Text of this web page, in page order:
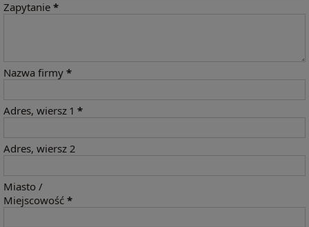
Zapytanie *
Nazwa firmy *
Adres, wiersz 1 *
Adres, wiersz 2
Miasto /
Miejscowość *